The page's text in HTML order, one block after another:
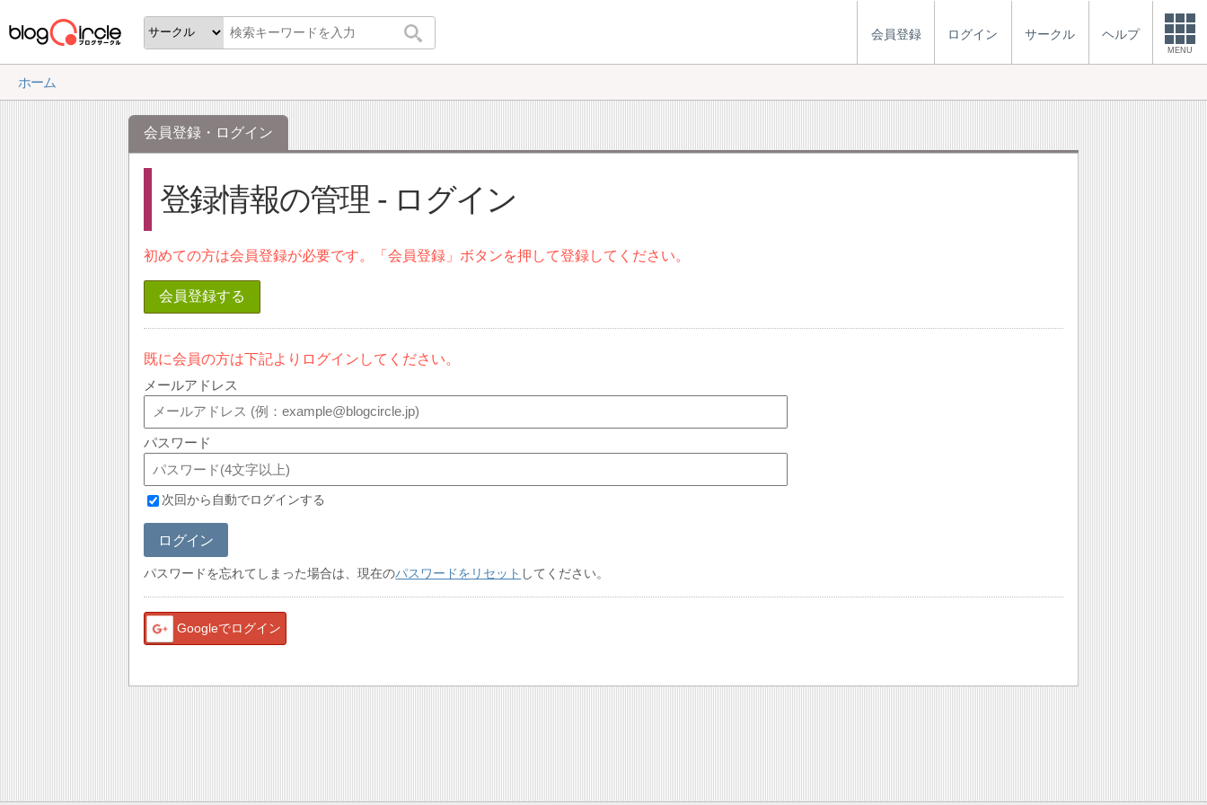
会員登録 ログイン サークル ヘルプ
MENU
ホーム
会員登録・ログイン
登録情報の管理 - ログイン
初めての方は会員登録が必要です。「会員登録」ボタンを押して登録してください。
会員登録する
既に会員の方は下記よりログインしてください。
メールアドレス
パスワード
次回から自動でログインする
ログイン
パスワードを忘れてしまった場合は、現在のパスワードをリセット してください。
Googleでログイン